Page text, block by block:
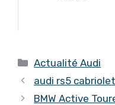
Catégories
Actualité Audi
audi rs5
BMW Active